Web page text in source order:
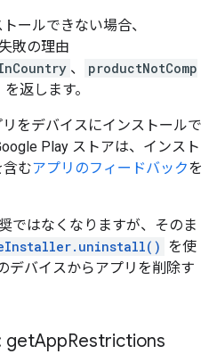
ールできない場合、
敗の理由
、
productNotComp
返します。
をデバイスにインストールで
Play ストアは、インスト
むアプリのフィードバックを
ではなくなりますが、そのま
を使
デバイスからアプリを削除す
getAppRestrictions